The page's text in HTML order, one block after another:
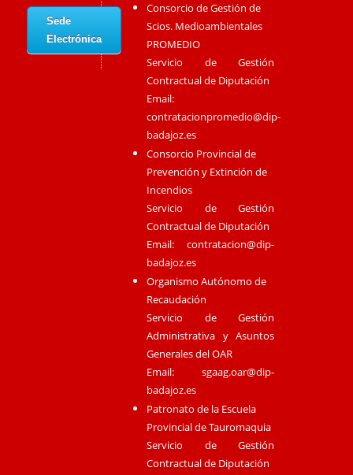
Sede
Electrónica
Consorcio de Gestión de
Scios. Medioambientales
PROMEDIO
Servicio de Gestión
Contractual de Diputación
Email:
contratacionpromedio@dip-
badajoz.es
Consorcio Provincial de
Prevención y Extinción de
Incendios
Servicio de Gestión
Contractual de Diputación
Email:contratacion@dip-
badajoz.es
Organismo Autónomo de
Recaudación
Servicio de Gestión
Administrativa y Asuntos
Generales del OAR
Email:sgaag.oar@dip-
badajoz.es
Patronato de la Escuela
Provincial de Tauromaquia
Servicio de Gestión
Contractual de Diputación